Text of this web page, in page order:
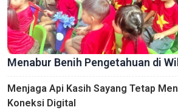
Menabur Benih Pengetahuan di
Menjaga Api Kasih Sayang Tetap
Koneksi Digital